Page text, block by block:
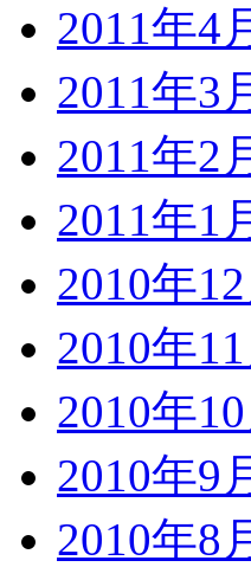
2011年4
2011年3
2011年2
2011年1
2010年
2010年
2010年
2010年9
2010年8